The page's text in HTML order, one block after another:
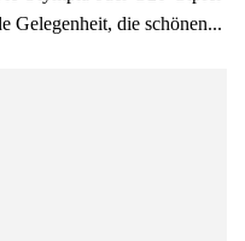
Gelegenheit, die schönen...